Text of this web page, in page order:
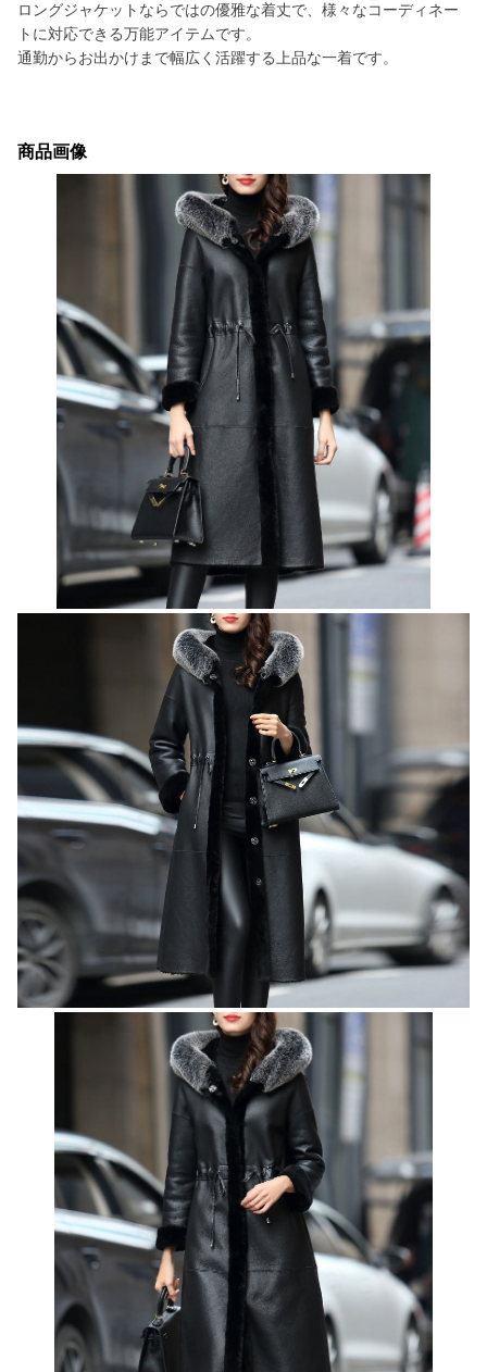
ロングジャケットならではの優雅な着丈で、様々なコーディネー
トに対応できる万能アイテムです。
通勤からお出かけまで幅広く活躍する上品な一着です。
商品画像